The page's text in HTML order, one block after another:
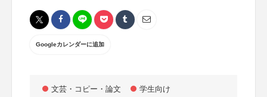
Googleカレンダーに追加
文芸・コピー・論文 学生向け